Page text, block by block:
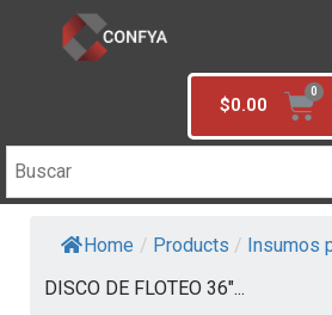
$0.00
Home / Products / Insumos
DISCO DE FLOTEO 36″...